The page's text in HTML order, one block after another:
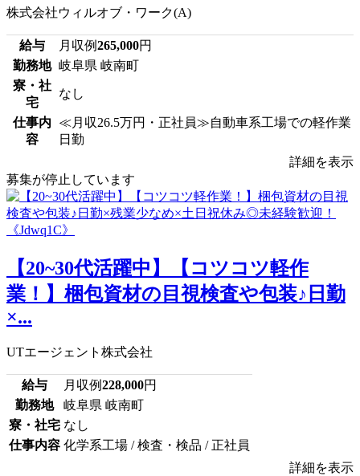
株式会社ウィルオブ・ワーク(A)
給与 月収例265,000円
勤務地 岐阜県 岐南町
寮・社
宅
なし
仕事内
容
≪月収26.5万円・正社員≫自動車系工場での軽作業
日勤
詳細を表示
募集が停止しています
【20~30代活躍中】【コツコツ軽作
業！】梱包資材の目視検査や包装♪日勤
×...
UTエージェント株式会社
給与 月収例228,000円
勤務地
岐阜県 岐南町
寮・社宅 なし
仕事内容 化学系工場 / 検査・検品 / 正社員
詳細を表示